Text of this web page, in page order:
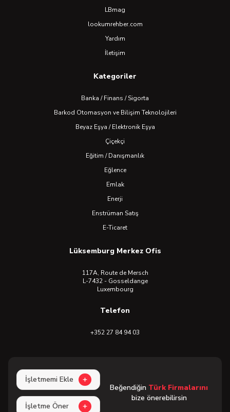
LBmag
lookumrehber.com
Yardım
İletişim
Kategoriler
Banka / Finans / Sigorta
Barkod Otomasyon ve Bilişim Teknolojileri
Beyaz Eşya / Elektronik Eşya
Çiçekçi
Eğitim / Danışmanlık
Eğlence
Emlak
Enerji
Enstrüman Satış
E-Ticaret
Lüksemburg Merkez Ofis
117A, Route de Mersch
L-7432 - Gosseldange
Luxembourg
Telefon
+352 27 84 94 03
İşletmemi Ekle
İşletme Öner
Beğendiğin Türk Firmalarını
bize önerebilirsin